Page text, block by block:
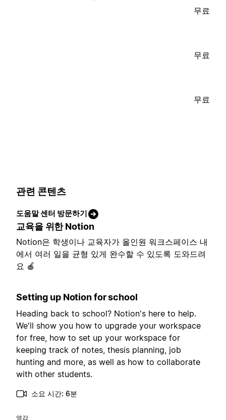
무료
무료
무료
관련 콘텐츠
도움말 센터 방문하기
교육을 위한 Notion
Notion은 학생이나 교육자가 올인원 워크스페이스 내
에서 여러 일을 균형 있게 완수할 수 있도록 도와드려
요 🍎
Setting up Notion for school
Heading back to school? Notion's here to help.
We'll show you how to upgrade your workspace
for free, how to set up your workspace for
keeping track of notes, thesis planning, job
hunting and more, as well as how to collaborate
with other students.
소요 시간: 6분
영감